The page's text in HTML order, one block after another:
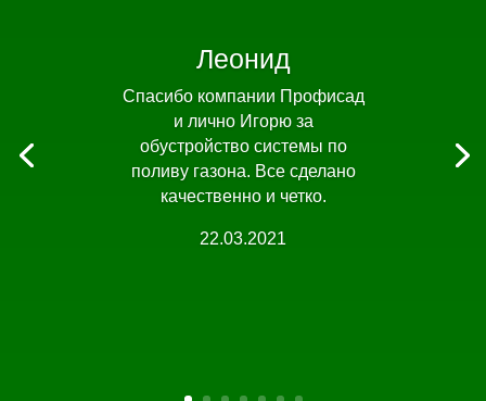
Леонид
Спасибо компании Профисад
и лично Игорю за
обустройство системы по
поливу газона. Все сделано
качественно и четко.
22.03.2021